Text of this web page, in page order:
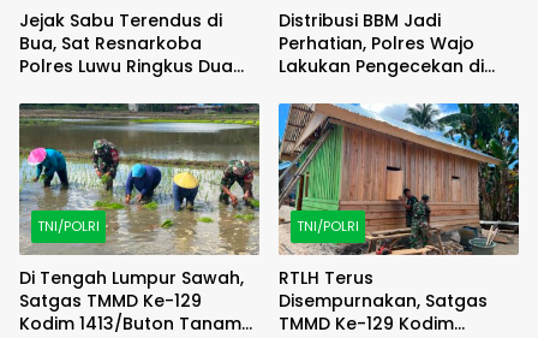
Jejak Sabu Terendus di
Bua, Sat Resnarkoba
Polres Luwu Ringkus Dua
Distribusi BBM Jadi
Perhatian, Polres Wajo
Lakukan Pengecekan di
TNI/POLRI
Di Tengah Lumpur Sawah,
Satgas TMMD Ke-129
Kodim 1413/Buton Tanam
TNI/POLRI
RTLH Terus
Disempurnakan, Satgas
TMMD Ke-129 Kodim